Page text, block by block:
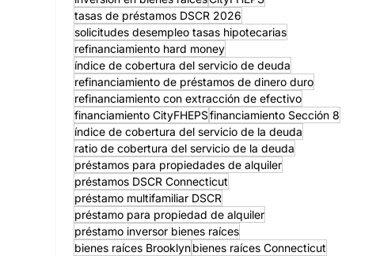
tasas de préstamos DSCR 2026
solicitudes desempleo tasas hipotecarias
refinanciamiento hard money
índice de cobertura del servicio de deuda
refinanciamiento de préstamos de dinero duro
refinanciamiento con extracción de efectivo
financiamiento CityFHEPSfinanciamiento Sección 8
índice de cobertura del servicio de la deuda
ratio de cobertura del servicio de la deuda
préstamos para propiedades de alquiler
préstamos DSCR Connecticut
préstamo multifamiliar DSCR
préstamo para propiedad de alquiler
préstamo inversor bienes raíces
bienes raíces Brooklynbienes raíces Connecticut